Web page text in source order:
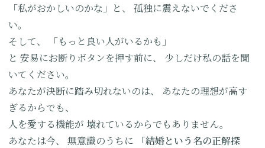
「私がおかしいのかな」と、
孤独に震えないでくださ
い。
そして、
「もっと良い人がいるかも」
と 安易にお断りボタンを押す前に、
少しだけ私の話を聞
いてください。
あなたが決断に踏み切れないのは、
あなたの理想が高す
ぎるからでも、
人を愛する機能が 壊れているからでもありません。
あなたは今、
無意識のうちに
「結婚という名の正解探